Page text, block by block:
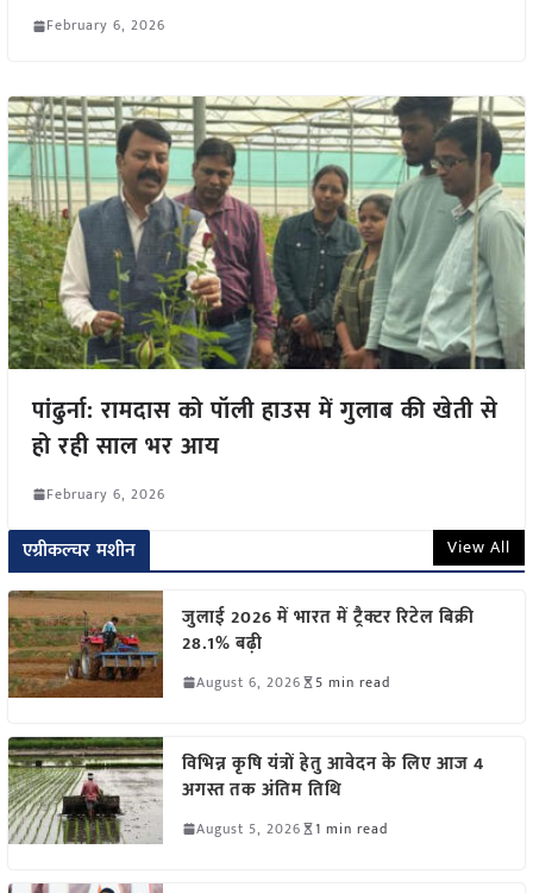
February 6, 2026
पांढुर्ना: रामदास को पॉली हाउस में गुलाब की खेती से
हो रही साल भर आय
February 6, 2026
एग्रीकल्चर मशीन View All
जुलाई 2026 में भारत में ट्रैक्टर रिटेल बिक्री
28.1% बढ़ी
August 6, 2026 5 min read
विभिन्न कृषि यंत्रों हेतु आवेदन के लिए आज 4
अगस्त तक अंतिम तिथि
August 5, 2026 1 min read